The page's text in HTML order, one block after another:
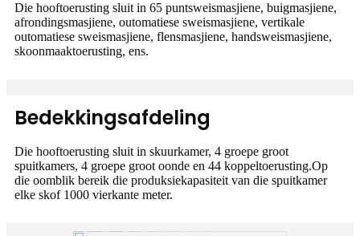
Die hooftoerusting sluit in 65 puntsweismasjiene, buigmasjiene,
afrondingsmasjiene, outomatiese sweismasjiene, vertikale
outomatiese sweismasjiene, flensmasjiene, handsweismasjiene,
skoonmaaktoerusting, ens.
Bedekkingsafdeling
Die hooftoerusting sluit in skuurkamer, 4 groepe groot
spuitkamers, 4 groepe groot oonde en 44 koppeltoerusting.Op
die oomblik bereik die produksiekapasiteit van die spuitkamer
elke skof 1000 vierkante meter.